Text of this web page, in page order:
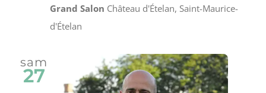
Grand Salon Château d'Ételan, Saint-Maurice-
d'Ételan
sam
27